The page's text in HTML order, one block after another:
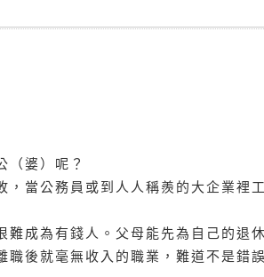
（婆）呢？
當公務員或到人人稱羨的大企業裡
成為有錢人。父母能先為自己的退
後就毫無收入的職業，難道不是錯